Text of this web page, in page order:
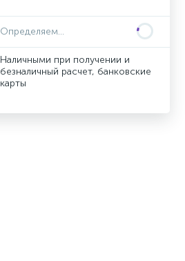
Определяем...
Наличными при получении и
безналичный расчет, банковские
карты